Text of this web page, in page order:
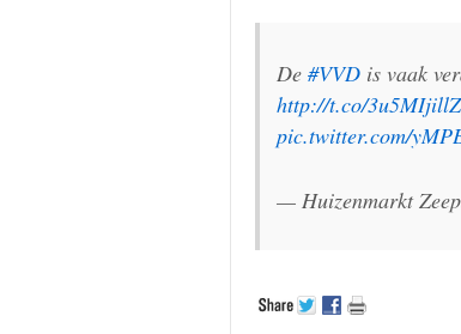
De #VVD is vaak
http://t.co/3u5MIjillZ
pic.twitter.com/
— Huizenmarkt